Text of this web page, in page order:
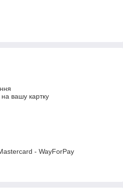
вашу картку
- WayForPay